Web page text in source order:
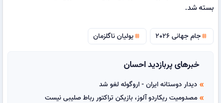
بسته شد.
tagجام جهانی 2026 tag یولیان ناگلزمان
خبرهای پربازدید احسان
double_arrow دیدار دوستانه ایران - اروگوئه لغو شد
double_arrow مصدومیت ریکاردو آلوز، بازیکن تراکتور رباط صلیبی نیست